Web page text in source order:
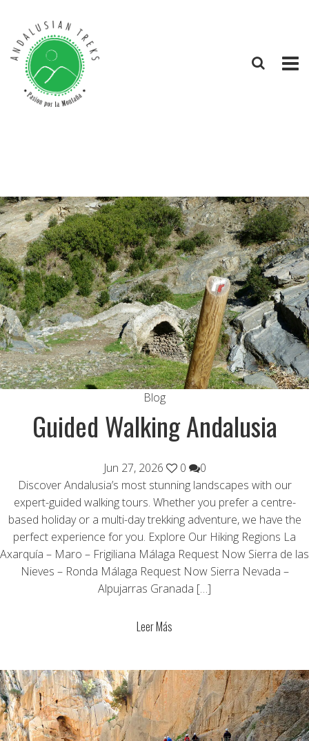
Blog
Guided Walking Andalusia
Jun 27, 2026 0
0
Discover Andalusia’s most stunning landscapes with our
expert-guided walking tours. Whether you prefer a centre-
based holiday or a multi-day trekking adventure, we have the
perfect experience for you. Explore Our Hiking Regions La
Axarquía – Maro – Frigiliana Málaga Request Now Sierra de las
Nieves – Ronda Málaga Request Now Sierra Nevada –
Alpujarras Granada […]
Leer Más